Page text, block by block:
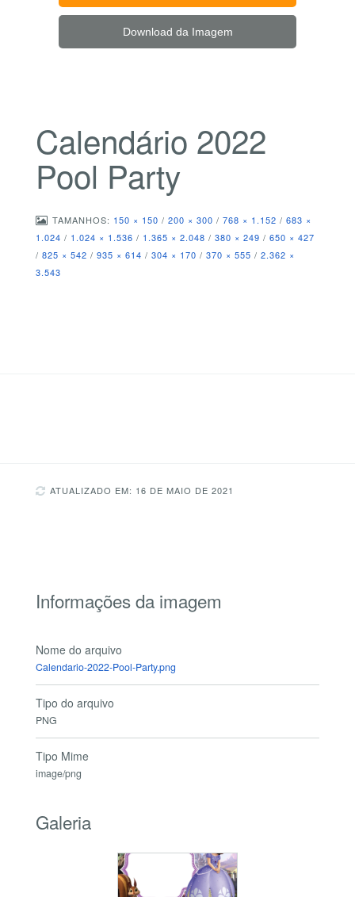
Download da Imagem
Calendário 2022
Pool Party
TAMANHOS: 150 × 150 / 200 × 300 / 768 × 1.152 / 683 ×
1.024 / 1.024 × 1.536 / 1.365 × 2.048 / 380 × 249 / 650 × 427
/ 825 × 542 / 935 × 614 / 304 × 170 / 370 × 555 / 2.362 ×
3.543
ATUALIZADO EM: 16 DE MAIO DE 2021
Informações da imagem
Nome do arquivo
Calendario-2022-Pool-Party.png
Tipo do arquivo
PNG
Tipo Mime
image/png
Galeria